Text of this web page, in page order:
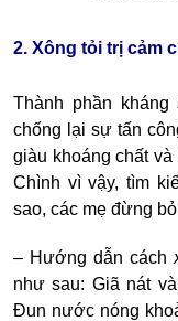
2. Xông tỏi trị cảm
Thành phần
chống lại sự tấn
giàu khoáng chất
Chình vì vậy, tìm
sao, các mẹ đừng
– Hướng dẫn cách
như sau: Giã nát
Đun nước nóng